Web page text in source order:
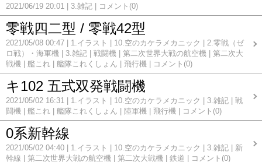
2021/06/19 20:01 3.雑記 コメント(0)
零戦四二型 / 零戦42型
2021/05/08 00:47 1.イラスト 10.空のカケラメカニック
2.零戦（ゼ
ロ戦）・海軍機
3.雑記 戦闘機 第二次世界大戦の航空機
第二次大
戦機
艦これ 艦隊これくしょん 飛行機 コメント(0)
キ102 五式双発戦闘機
2021/05/02 16:31 1.イラスト 10.空のカケラメカニック 3.雑記
戦
闘機
艦これ 艦隊これくしょん 陸軍機 飛行機 コメント(0)
0系新幹線
2021/05/02 04:40 1.イラスト 10.空のカケラメカニック 3.雑記
新
幹線
第二次世界大戦の航空機 第二次大戦機 鉄道 コメント(0)